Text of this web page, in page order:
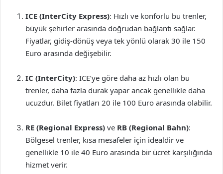
ICE (InterCity Express): Hızlı ve konforlu bu trenler,
büyük şehirler arasında doğrudan bağlantı sağlar.
Fiyatlar, gidiş-dönüş veya tek yönlü olarak 30 ile 150
Euro arasında değişebilir.
IC (InterCity): ICE’ye göre daha az hızlı olan bu
trenler, daha fazla durak yapar ancak genellikle daha
ucuzdur. Bilet fiyatları 20 ile 100 Euro arasında olabilir.
RE (Regional Express) ve RB (Regional Bahn):
Bölgesel trenler, kısa mesafeler için idealdir ve
genellikle 10 ile 40 Euro arasında bir ücret karşılığında
hizmet verir.